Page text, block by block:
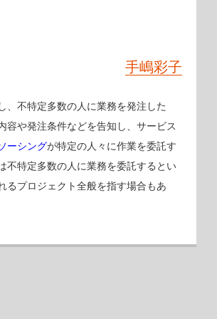
手嶋彩子
、不特定多数の人に業務を発注した
容や発注条件などを告知し、サービス
ーシングが特定の人々に作業を委託す
不特定多数の人に業務を委託するとい
るプロジェクト全般を指す場合もあ